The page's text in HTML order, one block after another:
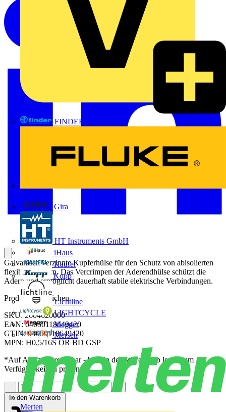
FINDER
Gira
HT Instruments GmbH
iHaus
Kaufel
Kopp
Lichtline
LIGHTCYCLE
Megger
Mersen
Merten
Galvanisch verzinnte Kupferhülse für den Schutz von abisolierten
flexiblen Leitern. Das Vercrimpen der Aderendhülse schützt die
Adern und ermöglicht dauerhaft stabile elektrische Verbindungen.
Produktkennzeichen
SKU: 2604620000
EAN: 04050118649420
GTIN: 04050118649420
MPN: H0,5/16S OR BD GSP
*Auf Anfrage verfügbar - bitte in den Warenkorb legen, um
Verfügbarkeit zu prüfen
−
In den Warenkorb